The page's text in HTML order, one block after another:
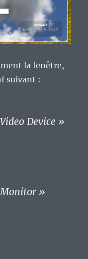
la fenêtre,
suivant :
Device »
»